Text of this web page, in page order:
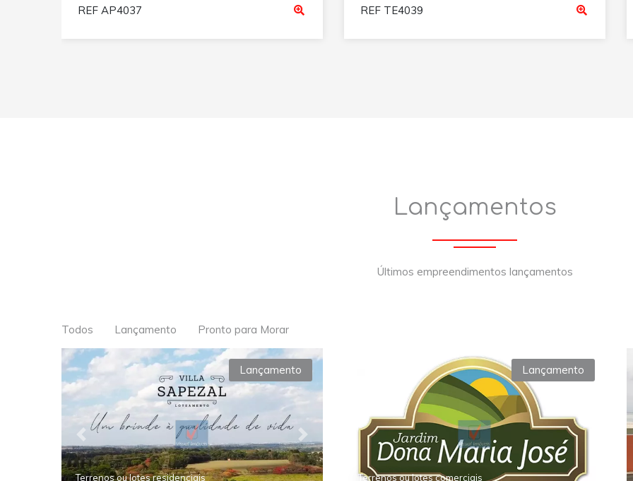
REF AP4037 REF TE4039
Lançamentos
Últimos empreendimentos lançamentos
Todos Lançamento Pronto para Morar
Previous Next
Lançamento
Terrenos ou lotes residenciais
Lançamento
Terrenos ou lotes comerciais